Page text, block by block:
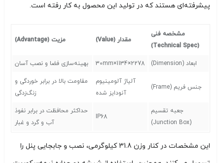
پیشرفته‌ای هستند که در تولید این محصول به کار رفته است.
مشخصه فنی
(Technical Spec)
مقدار (Value) مزیت (Advantage)
ابعاد (Dimension) 2278×1134×30mm بهینه‌سازی فضا و نصب آسان
جنس فریم (Frame)
آلیاژ آلومینیوم
آنودایز شده
مقاومت بالا در برابر خوردگی و
زنگ‌زدگی
جعبه تقسیم
(Junction Box)
IP68
حداکثر محافظت در برابر نفوذ
آب و گرد و غبار
این مشخصات در کنار وزن 31.8 کیلوگرمی، نصب و جابجایی پنل را